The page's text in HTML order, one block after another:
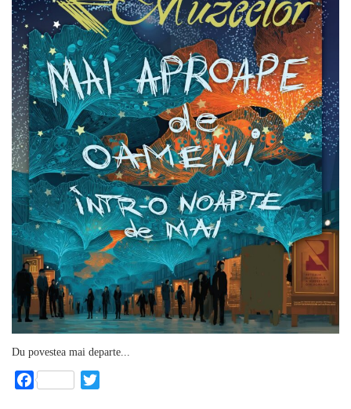
Du povestea mai departe...
Facebook